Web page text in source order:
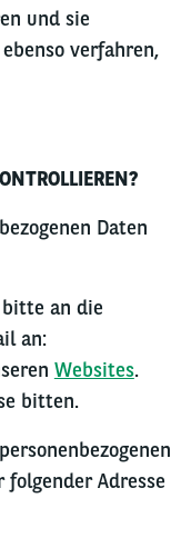
und sie
verfahren,
Daten
bitte an die
an:
Websites.
bitten.
Adresse